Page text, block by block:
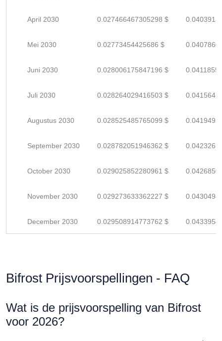
April 2030 0.027466467305298 $
Mei 2030 0.02773454425686 $
Juni 2030 0.028006175847196 $
Juli 2030 0.028264029416503 $
Augustus 2030 0.028525485765099 $
September 2030 0.028782051946362 $
October 2030 0.029025852280961 $
November 2030 0.029273633362227 $
December 2030 0.029508914773762 $
Bifrost Prijsvoorspellingen - FAQ
Wat is de prijsvoorspelling van Bifrost
voor 2026?